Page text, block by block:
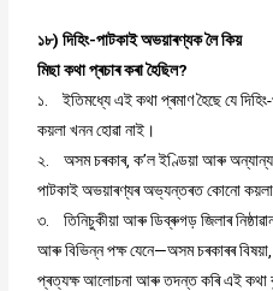
১৮) দিহিং-পাটকাই অভয়াৰণ্যক লৈ কিয়
মিছা কথা প্ৰচাৰ কৰা হৈছিল?
১. ইতিমধ্যে এই কথা প্ৰমাণ হৈছে যে
কয়লা খনন হোৱা নাই।
২. অসম চৰকাৰ, ক’ল ইণ্ডিয়া আৰু অন্যান্য
পাটকাই অভয়াৰণ্যৰ অভ্যন্তৰত কোনো কয়লা
৩. তিনিচুকীয়া আৰু ডিব্ৰুগড় জিলাৰ
আৰু বিভিন্ন পক্ষ যেনে—অসম চৰকাৰৰ
প্ৰত্যক্ষ আলোচনা আৰু তদন্ত কৰি এই কথা